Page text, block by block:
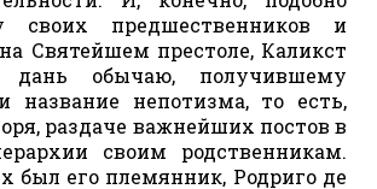
своих предшественников и
Святейшем престоле, Каликст
дань обычаю, получившему
название непотизма, то есть,
раздаче важнейших постов в
своим родственникам.
был его племянник, Родриго де